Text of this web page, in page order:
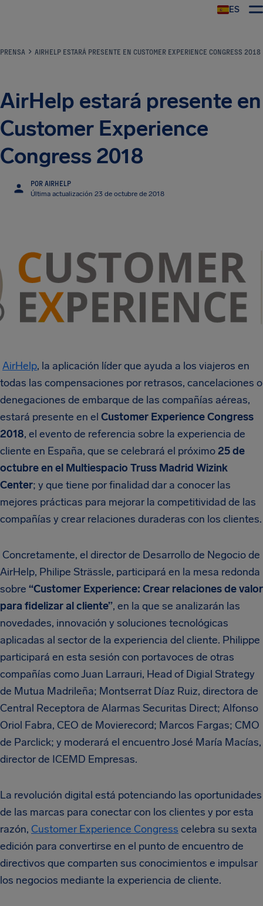
ES
PRENSA AIRHELP ESTARÁ PRESENTE EN CUSTOMER EXPERIENCE CONGRESS 2018
AirHelp estará presente en
Customer Experience
Congress 2018
POR AIRHELP
Última actualización 23 de octubre de 2018
AirHelp, la aplicación líder que ayuda a los viajeros en
todas las compensaciones por retrasos, cancelaciones o
denegaciones de embarque de las compañías aéreas,
estará presente en el Customer Experience Congress
2018, el evento de referencia sobre la experiencia de
cliente en España, que se celebrará el próximo25 de
octubre en el Multiespacio Truss Madrid Wizink
Center; y que tiene por finalidad dar a conocer las
mejores prácticas para mejorar la competitividad de las
compañías y crear relaciones duraderas con los clientes.
Concretamente, el director de Desarrollo de Negocio de
AirHelp, Philipe Strässle, participará en la mesa redonda
sobre “Customer Experience: Crear relaciones de valor
para fidelizar al cliente”, en la que se analizarán las
novedades, innovación y soluciones tecnológicas
aplicadas al sector de la experiencia del cliente. Philippe
participará en esta sesión con portavoces de otras
compañías como Juan Larrauri, Head of Digial Strategy
de Mutua Madrileña; Montserrat Díaz Ruiz, directora de
Central Receptora de Alarmas Securitas Direct; Alfonso
Oriol Fabra, CEO de Movierecord; Marcos Fargas; CMO
de Parclick; y moderará el encuentro José María Macías,
director de ICEMD Empresas.
La revolución digital está potenciando las oportunidades
de las marcas para conectar con los clientes y por esta
razón, Customer Experience Congress celebra su sexta
edición para convertirse en el punto de encuentro de
directivos que comparten sus conocimientos e impulsar
los negocios mediante la experiencia de cliente.